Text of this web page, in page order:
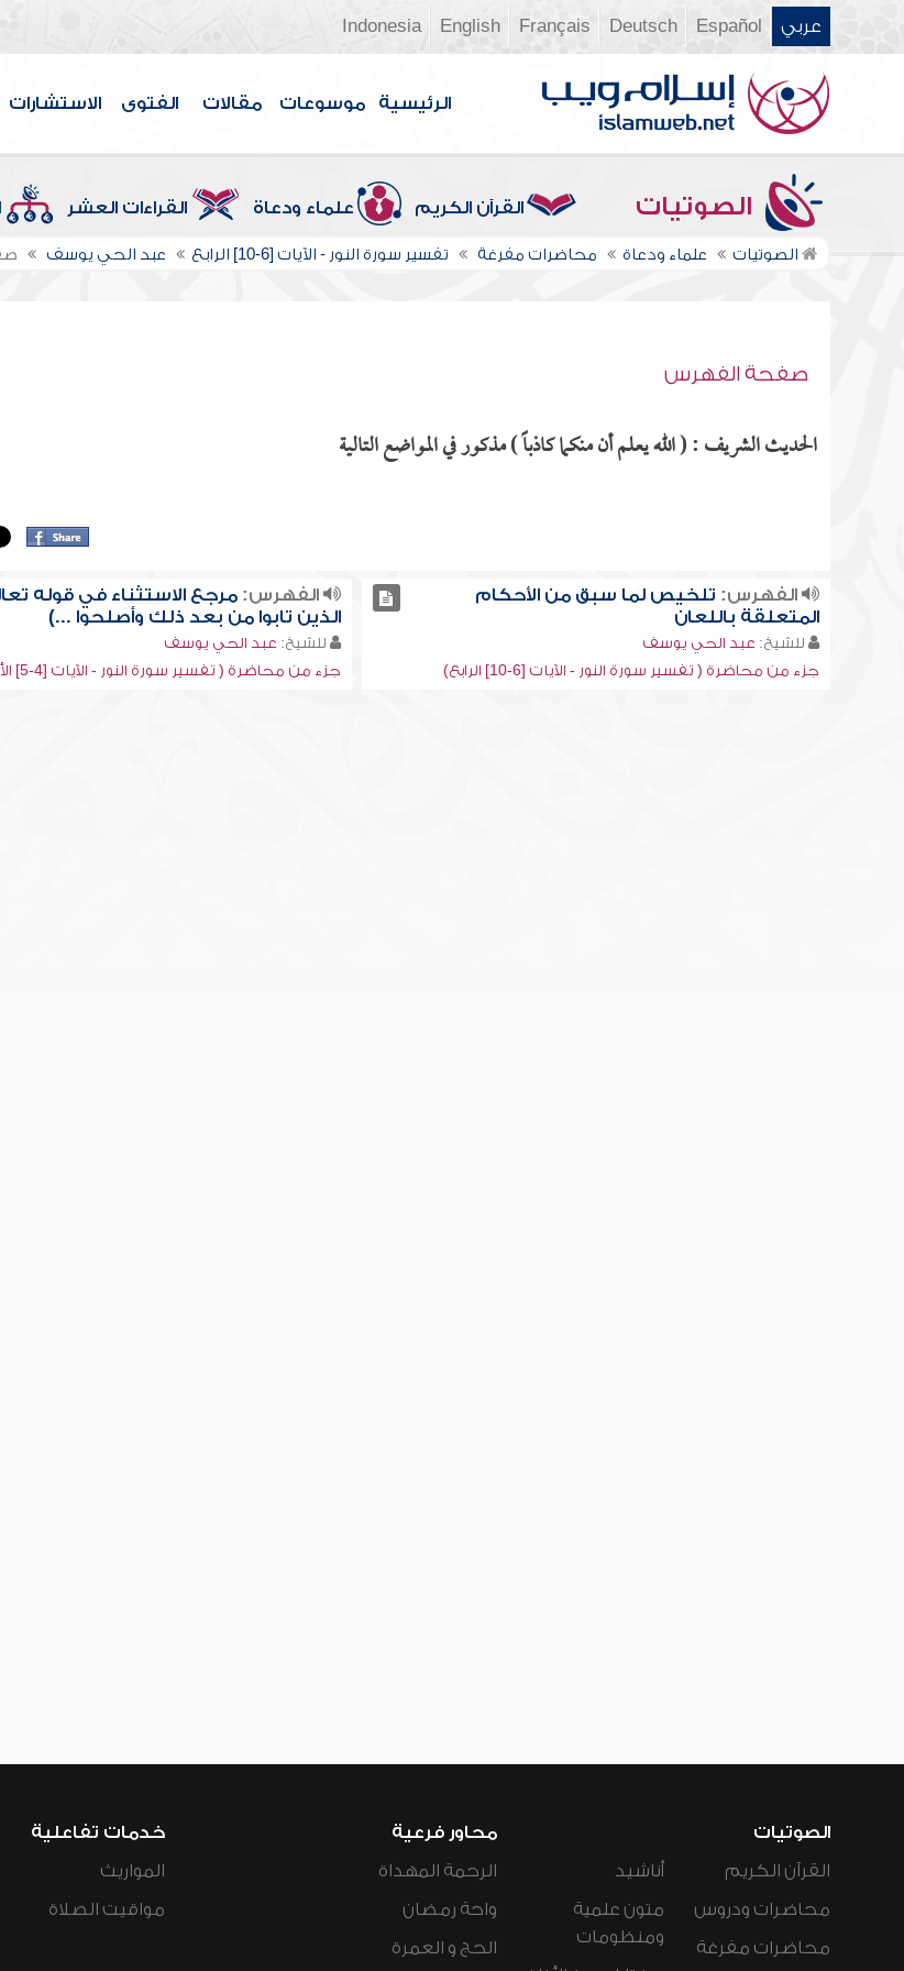
عربي Español
Deutsch
Français
English
Indonesia
الرئيسية موسوعات مقالات الفتوى الاستشارات
الصوتيات القرآن الكريم علماء ودعاة القراءات العشر
الصوتيات علماء ودعاة محاضرات مفرغة تفسير سورة النور - الآيات [6-10] الرابع عبد الحي يوسف
صفحة الفهرس
الحديث الشريف : ( الله يعلم أن منكما كاذباً ) مذكور في المواضع التالية
الفهرس: تلخيص لما سبق من الأحكام
المتعلقة باللعان
للشيخ: عبد الحي يوسف
جزء من محاضرة ( تفسير سورة النور - الآيات [6-10] الرابع)
الفهرس: مرجع الاستثناء في قوله
الذين تابوا من بعد ذلك وأصلحوا ...)
للشيخ: عبد الحي يوسف
جزء من محاضرة ( تفسير سورة النور - الآيات [4-5] الأول)
الصوتيات
القرآن الكريم
محاضرات ودروس
محاضرات مفرغة
أناشيد
متون علمية
ومنظومات
محاور فرعية
الرحمة المهداة
واحة رمضان
الحج و العمرة
خدمات تفاعلية
المواريث
مواقيت الصلاة